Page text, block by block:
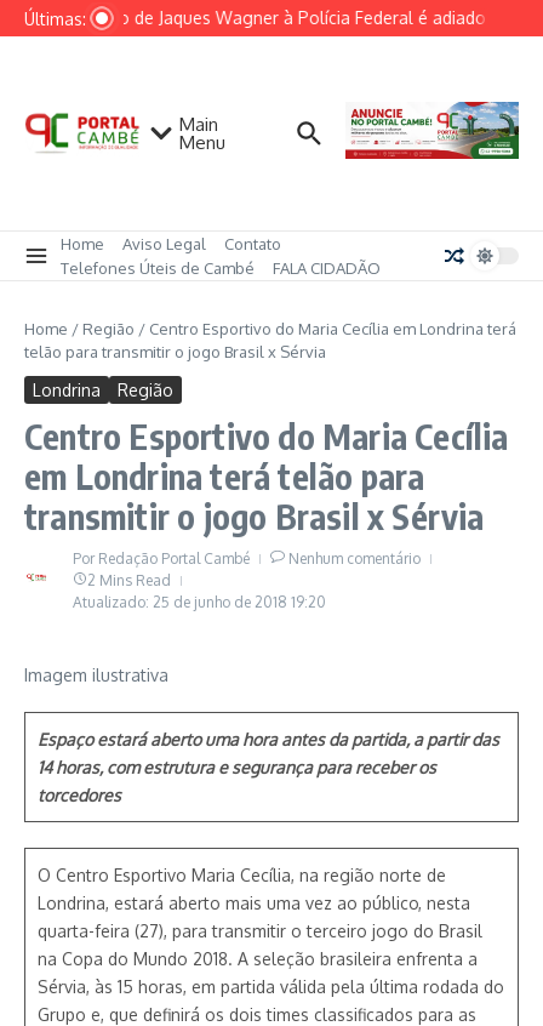
Ir para o conteúdo
Últimas:
Depoimento de Jaques Wagner à Polícia Federal é adiado por
Main
Menu
Home Aviso Legal
Contato
Telefones Úteis de Cambé
FALA CIDADÃO
Home / Região / Centro Esportivo do Maria Cecília em Londrina terá
telão para transmitir o jogo Brasil x Sérvia
Londrina Região
Centro Esportivo do Maria Cecília
em Londrina terá telão para
transmitir o jogo Brasil x Sérvia
Por Redação Portal Cambé
Nenhum comentário
2 Mins Read
Atualizado: 25 de junho de 2018 19:20
Imagem ilustrativa
Espaço estará aberto uma hora antes da partida, a partir das
14 horas, com estrutura e segurança para receber os
torcedores
O Centro Esportivo Maria Cecília, na região norte de
Londrina, estará aberto mais uma vez ao público, nesta
quarta-feira (27), para transmitir o terceiro jogo do Brasil
na Copa do Mundo 2018. A seleção brasileira enfrenta a
Sérvia, às 15 horas, em partida válida pela última rodada do
Grupo e, que definirá os dois times classificados para as